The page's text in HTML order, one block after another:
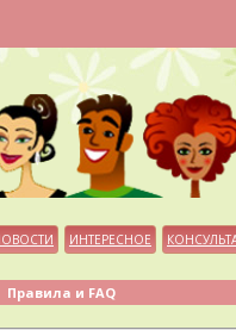
ИНТЕРЕСНОЕ
Правила и FAQ